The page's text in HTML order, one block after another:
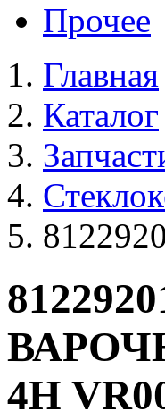
Прочее
Главная
Каталог
4H